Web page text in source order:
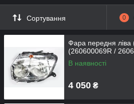
Сортування 0
Фара передня
(260600069R /
В наявності
4 050 ₴